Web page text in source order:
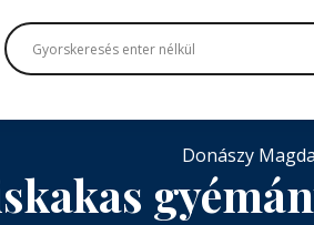
Donászy Magda